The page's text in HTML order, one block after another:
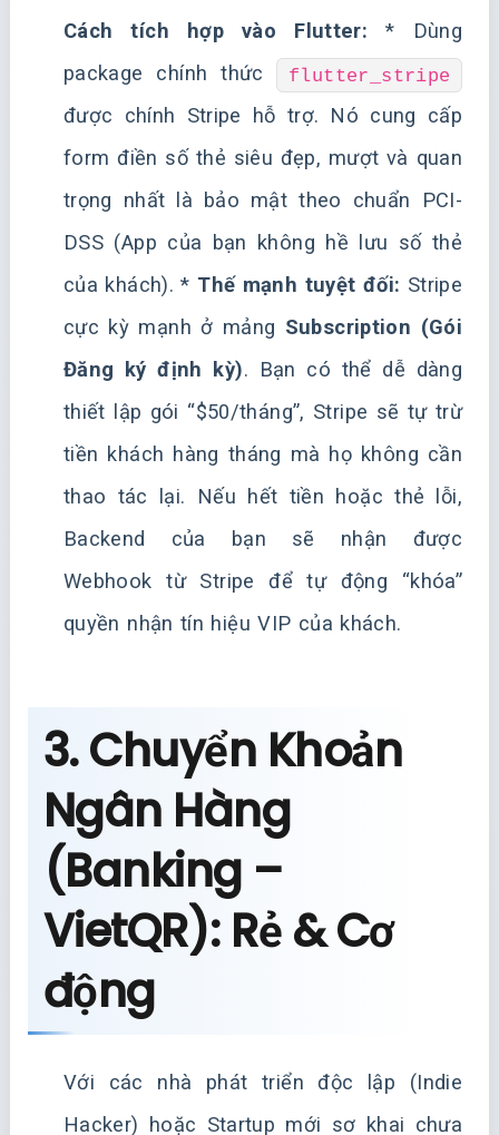
Cách tích hợp vào Flutter: * Dùng
package chính thức
flutter_stripe
được chính Stripe hỗ trợ. Nó cung cấp
form điền số thẻ siêu đẹp, mượt và quan
trọng nhất là bảo mật theo chuẩn PCI-
DSS (App của bạn không hề lưu số thẻ
của khách). * Thế mạnh tuyệt đối: Stripe
cực kỳ mạnh ở mảng Subscription (Gói
Đăng ký định kỳ). Bạn có thể dễ dàng
thiết lập gói “$50/tháng”, Stripe sẽ tự trừ
tiền khách hàng tháng mà họ không cần
thao tác lại. Nếu hết tiền hoặc thẻ lỗi,
Backend của bạn sẽ nhận được
Webhook từ Stripe để tự động “khóa”
quyền nhận tín hiệu VIP của khách.
3. Chuyển Khoản
Ngân Hàng
(Banking –
VietQR): Rẻ & Cơ
động
Với các nhà phát triển độc lập (Indie
Hacker) hoặc Startup mới sơ khai chưa